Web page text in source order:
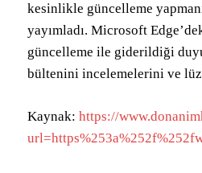
kesinlikle güncelleme
yayımladı. Microsoft
güncelleme ile giderildiği
bültenini incelemelerini ve
Kaynak: https://